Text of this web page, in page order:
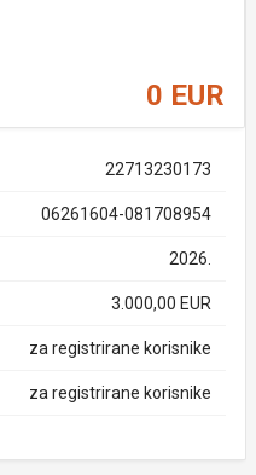
0 EUR
22713230173
06261604-081708954
2026.
3.000,00 EUR
za registrirane korisnike
za registrirane korisnike